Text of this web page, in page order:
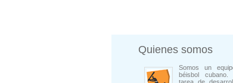
Quienes somos
Somos un
béisbol